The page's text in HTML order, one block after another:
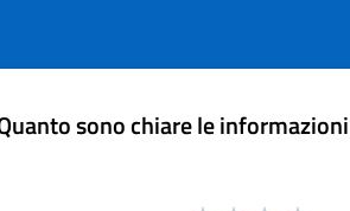
sono chiare le